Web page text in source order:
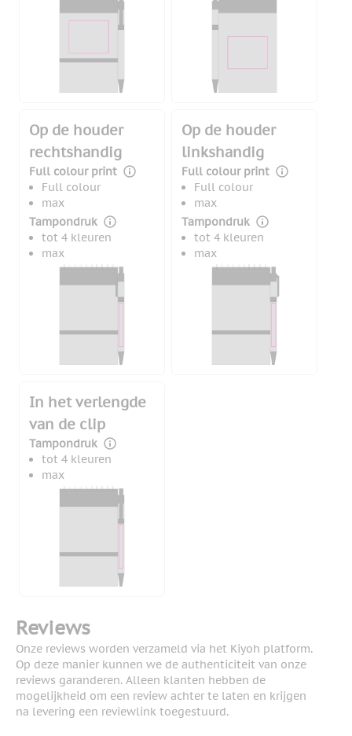
Op de houder
rechtshandig
Full colour print
Full colour
max
Tampondruk
tot 4 kleuren
max
Op de houder
linkshandig
Full colour print
Full colour
max
Tampondruk
tot 4 kleuren
max
In het verlengde
van de clip
Tampondruk
tot 4 kleuren
max
Reviews
Onze reviews worden verzameld via het Kiyoh platform.
Op deze manier kunnen we de authenticiteit van onze
reviews garanderen. Alleen klanten hebben de
mogelijkheid om een review achter te laten en krijgen
na levering een reviewlink toegestuurd.